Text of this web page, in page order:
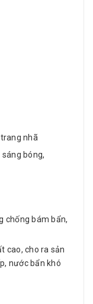
nhã
sáng bóng,
chống bám bẩn,
cao, cho ra sản
nước bẩn khó